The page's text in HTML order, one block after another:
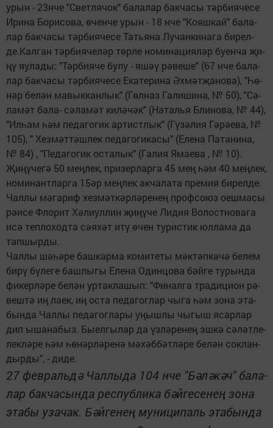
урын - 23нче "Свет­ля­чок" ба­ла­лар бак­ча­сы тәр­би­я­че­се
Ири­на Бо­ри­со­ва, өчен­че урын - 18 нче "Ко­яш­кай" ба­ла­
лар бак­ча­сы тәр­би­я­че­се Тать­я­на Лу­чан­ки­на­га би­рел­
де.Кал­ган тәр­би­я­че­ләр төр­ле но­ми­на­ци­я­ләр бу­ен­ча җи­
ңү яу­ла­ды: "Тәр­би­я­че бу­лу - яшәү рә­ве­ше" (67 нче ба­ла­
лар бак­ча­сы тәр­би­я­че­се Ека­те­ри­на Әх­мәт­җа­но­ва), "Һө­
нәр бе­лән ма­вык­кан­лык" (Гөл­наз Га­ли­ши­на, № 50), "Сә­
ла­мәт ба­ла- сә­ла­мәт ки­лә­чәк" (На­талья Бли­но­ва, № 44),
"Ил­һам һәм пе­да­го­гик ар­тист­лык" (Гү­зә­лия Гә­рә­е­ва, №
105), " Хез­мәт­тәш­лек пе­да­го­ги­ка­сы" (Еле­на Па­та­ни­на,
№ 84) , "Пе­да­го­гик ос­та­лык" (Га­лия Яма­е­ва , № 10).
Җи­ңү­че­гә 50 мең­лек, при­зер­лар­га 45 мең һәм 40 мең­лек,
но­ми­нант­лар­га 15әр мең­лек ак­ча­ла­та пре­мия би­рел­де.
Чал­лы мә­га­риф хез­мәт­кәр­лә­ре­нең проф­со­юз оеш­ма­сы
рә­и­се Фло­рит Хә­лиул­лин җи­ңү­че Ли­дия Во­лост­но­ва­га
исә теп­ло­ход­та сә­я­хәт итү өчен ту­рис­тик юл­ла­ма да
тап­шыр­ды.
Чал­лы шә­һә­ре баш­кар­ма ко­ми­те­ты мәк­тәп­кә­чә бе­лем
би­рү бү­ле­ге баш­лы­гы Еле­на Один­цо­ва бәй­ге ту­рын­да
фи­кер­лә­ре бе­лән ур­так­ла­шып: "Фи­нал­га тра­ди­ци­он рә­
веш­тә иң ла­ек, иң ос­та пе­да­гог­лар чы­га һәм зо­на эта­
бын­да Чал­лы пе­да­гог­ла­ры уңыш­лы чы­гыш ясар­лар
дип ыша­на­быз. Бы­ел­гы­лар да үз­лә­ре­нең эш­кә сә­ләт­ле­
лек­лә­ре һәм һө­нәр­лә­ре­нә мә­хәб­бәт­лә­ре бе­лән сок­лан­
дыр­ды", - ди­де.
27 фев­раль­дә Чал­лы­да 104 нче "Бә­лә­кәч" ба­ла­
лар бак­ча­сын­да рес­пуб­ли­ка бәй­ге­се­нең зо­на
эта­бы уза­чак. Бәй­ге­нең му­ни­ци­паль эта­бын­да